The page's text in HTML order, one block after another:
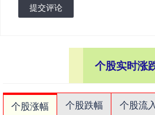
提交评论
个股实时涨
个股涨幅 个股跌幅 个股流入